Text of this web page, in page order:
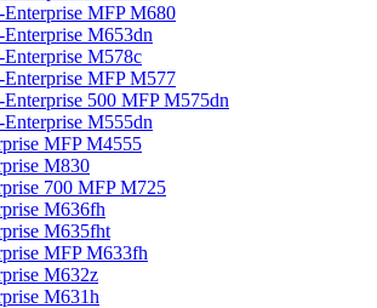
Enterprise MFP M680
M653dn
M578с
Enterprise MFP M577
Enterprise 500 MFP M575dn
M555dn
MFP M4555
M830
700 MFP M725
M636fh
M635fht
MFP M633fh
M632z
M631h